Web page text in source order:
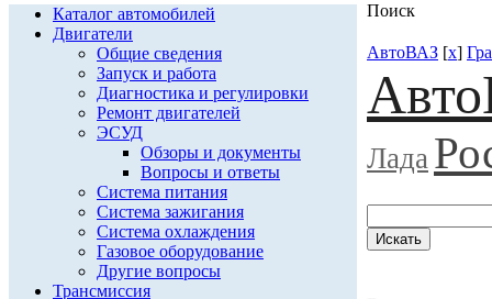
Каталог автомобилей
Двигатели
Общие сведения
Запуск и работа
Диагностика и регулировки
Ремонт двигателей
ЭСУД
Обзоры и документы
Вопросы и ответы
Система питания
Система зажигания
Система охлаждения
Газовое оборудование
Другие вопросы
Трансмиссия
Поиск
АвтоВАЗ [x]
Лада